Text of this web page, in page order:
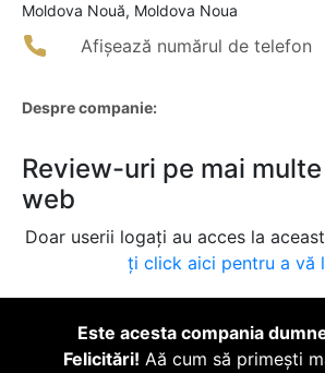
Moldova Nouă, Moldova Noua
Afișează numărul de telefon
Despre companie:
Review-uri pe mai
web
Doar userii logați au acces la
ți click aici pentru a vă
Este acesta compania
Felicitări! Aă cum să primești